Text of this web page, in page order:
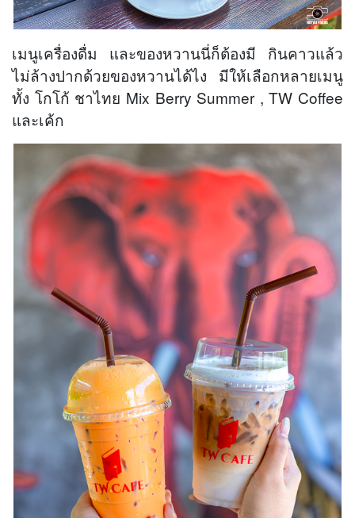
เมนูเครื่องดื่ม และของหวานนี่ก็ต้องมี กินคาวแล้ว
ไม่ล้างปากด้วยของหวานได้ไง มีให้เลือกหลายเมนู
ทั้ง โกโก้ ชาไทย Mix Berry Summer , TW Coffee
และเค้ก